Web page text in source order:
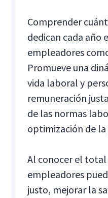
Comprender
dedican cada año
empleadores
Promueve una
vida laboral y
remuneración
de las normas
optimización de
Al conocer el
empleadores
justo, mejorar la